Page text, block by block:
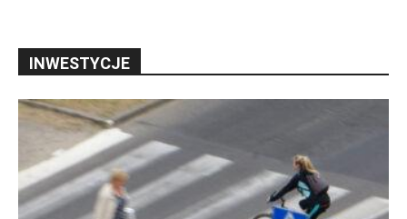
INWESTYCJE